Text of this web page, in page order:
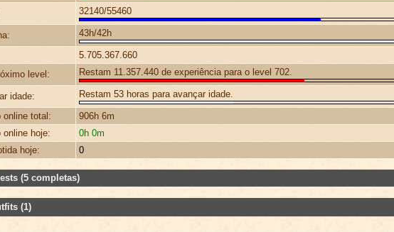
32140/55460
43h/42h
5.705.367.660
level:
Restam 11.357.440 de experiência para o level 702.
idade: Restam 53 horas para avançar idade.
online total:
906h 6m
online hoje:
0h 0m
hoje:
0
(5 completas)
(1)